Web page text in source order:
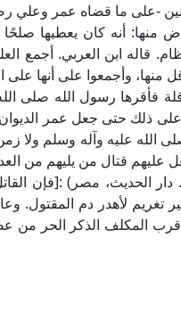
-على ما قضاه عمر وعلي
أنه كان يعطيها صلحًا
قاله ابن العربي. أجمع
منها، وأجمعوا على أنها على
فأقرها رسول الله صلى
على ذلك حتى جعل عمر
الله عليه وآله وسلم ولا
عليهم قتال من يليهم من
الشوكاني في "نيل الأوطار" (7/ 98، ط. دار
تغريم لأهدر دم المقتول.
المكلف الذكر الحر